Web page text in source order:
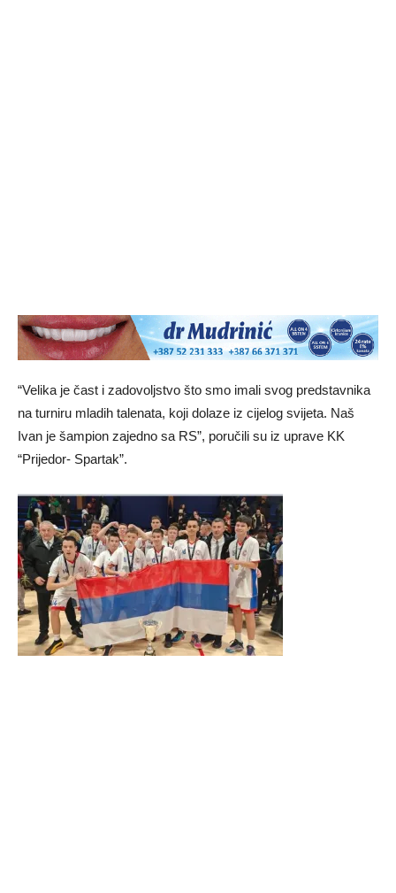
“Velika je čast i zadovoljstvo što smo imali svog predstavnika
na turniru mladih talenata, koji dolaze iz cijelog svijeta. Naš
Ivan je šampion zajedno sa RS”, poručili su iz uprave KK
“Prijedor- Spartak”.